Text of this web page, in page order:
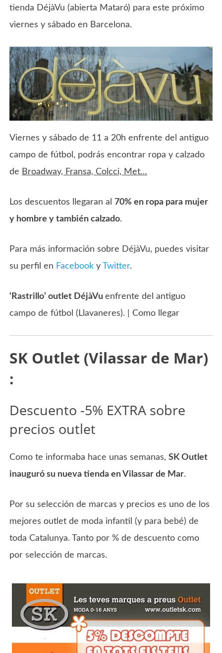
tienda DéjàVu (abierta Mataró) para este próximo
viernes y sábado en Barcelona.
Viernes y sábado de 11 a 20h enfrente del antiguo
campo de fútbol, podrás encontrar ropa y calzado
de Broadway, Fransa, Colcci, Met…
Los descuentos llegaran al
70% en ropa para mujer
y hombre y también calzado.
Para más información sobre DéjàVu, puedes visitar
su perfil en Facebook y Twitter.
‘Rastrillo’ outlet DéjàVuenfrente del antiguo
campo de fútbol (Llavaneres). | Como llegar
SK Outlet (Vilassar de Mar)
:
Descuento -5% EXTRA sobre
precios outlet
Como te informaba hace unas semanas,SK Outlet
inauguró su nueva tienda en Vilassar de Mar.
Por su selección de marcas y precios es uno de los
mejores outlet de moda infantil (y para bebé) de
toda Catalunya. Tanto por % de descuento como
por selección de marcas.